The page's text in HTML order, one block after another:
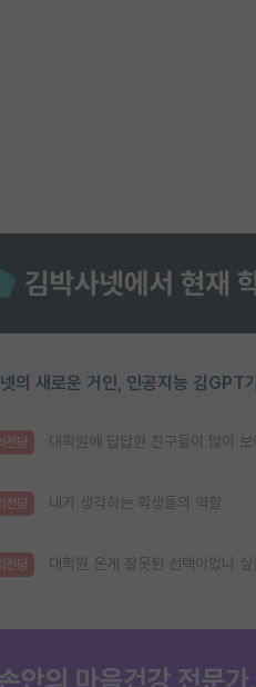
의 새로운 거인, 인공지능 김GPT
전당 대학원에 답답한 친구들이 많이 보
전당 내가 생각하는 학생들의 역할
전당 대학원 온게 잘못된 선택이었나 싶